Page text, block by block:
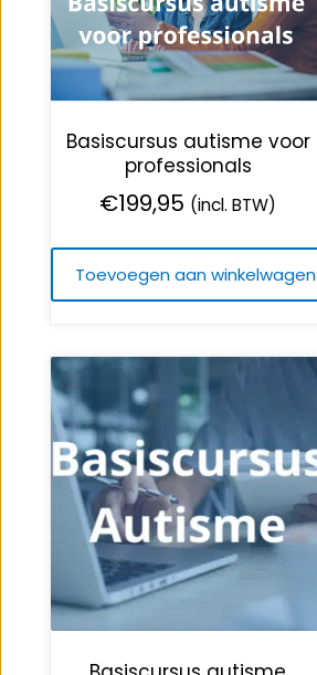
Basiscursus autisme voor
professionals
€199,95 (incl. BTW)
Toevoegen aan winkelwagen